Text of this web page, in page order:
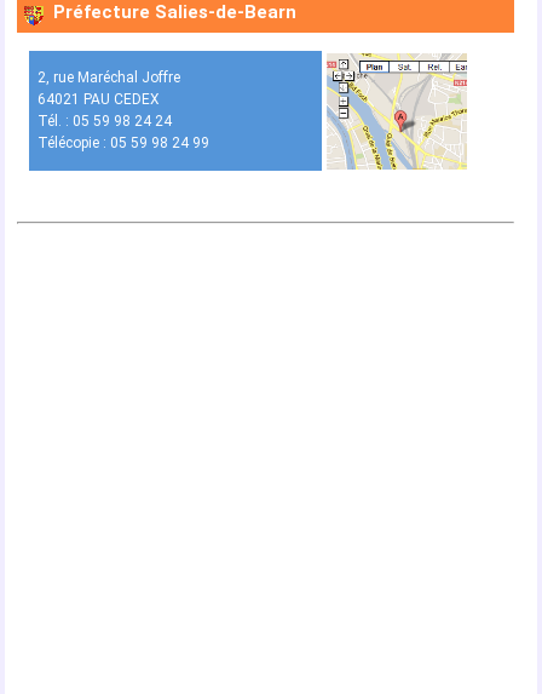
Préfecture Salies-de-Bearn
2, rue Maréchal Joffre
64021 PAU CEDEX
Tél. : 05 59 98 24 24
Télécopie : 05 59 98 24 99